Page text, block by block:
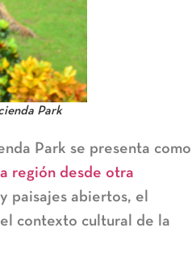
Park
Park se presenta como
región desde otra
paisajes abiertos, el
contexto cultural de la